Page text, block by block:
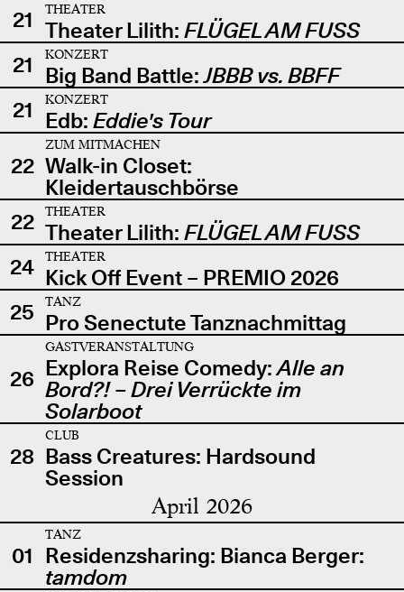
21
THEATER
Theater Lilith: FLÜGEL AM FUSS
21
KONZERT
Big Band Battle:JBBB vs. BBFF
21
KONZERT
Edb: Eddie's Tour
22
ZUM MITMACHEN
Walk-in Closet:
Kleidertauschbörse
22
THEATER
Theater Lilith: FLÜGEL AM FUSS
24
THEATER
Kick Off Event – PREMIO 2026
25
TANZ
Pro Senectute Tanznachmittag
26
GASTVERANSTALTUNG
Explora Reise Comedy:Alle an
Bord?! – Drei Verrückte im
Solarboot
28
CLUB
Bass Creatures: Hardsound
Session
April 2026
01
TANZ
Residenzsharing: Bianca Berger:
tamdom